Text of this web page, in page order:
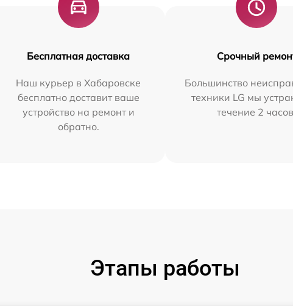
Бесплатная доставка
Наш курьер в Хабаровске
бесплатно доставит ваше
устройство на ремонт и
обратно.
Срочный
Большинство
техники LG мы
течение 2
Этапы работы